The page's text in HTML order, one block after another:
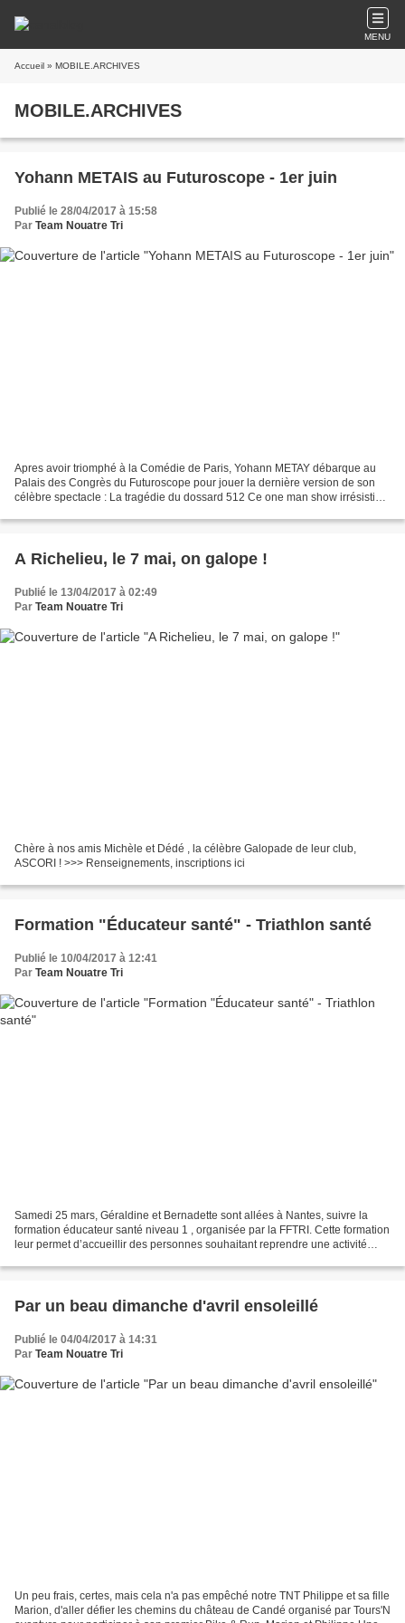
MENU
Accueil » MOBILE.ARCHIVES
MOBILE.ARCHIVES
Yohann METAIS au Futuroscope - 1er juin
Publié le 28/04/2017 à 15:58
Par Team Nouatre Tri
Apres avoir triomphé à la Comédie de Paris, Yohann METAY débarque au
Palais des Congrès du Futuroscope pour jouer la dernière version de son
célèbre spectacle : La tragédie du dossard 512 Ce one man show irrésistible
A Richelieu, le 7 mai, on galope !
Publié le 13/04/2017 à 02:49
Par Team Nouatre Tri
Chère à nos amis Michèle et Dédé , la célèbre Galopade de leur club,
ASCORI ! >>> Renseignements, inscriptions ici
Formation "Éducateur santé" - Triathlon santé
Publié le 10/04/2017 à 12:41
Par Team Nouatre Tri
Samedi 25 mars, Géraldine et Bernadette sont allées à Nantes, suivre la
formation éducateur santé niveau 1 , organisée par la FFTRI. Cette formation
leur permet d’accueillir des personnes souhaitant reprendre une activité
Par un beau dimanche d'avril ensoleillé
Publié le 04/04/2017 à 14:31
Par Team Nouatre Tri
Un peu frais, certes, mais cela n'a pas empêché notre TNT Philippe et sa fille
Marion, d'aller défier les chemins du château de Candé organisé par Tours'N